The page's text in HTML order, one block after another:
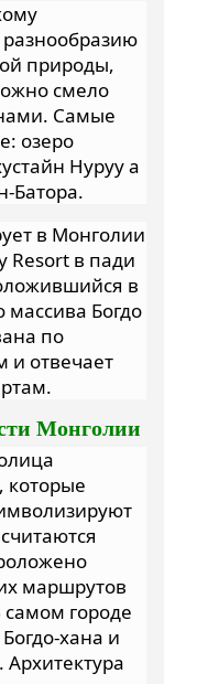
природы,
смело
Самые
озеро
Нуруу а
Батора.
в Монголии
Resort в пади
в
массива Богдо
по
и отвечает
Монголии
которые
маршрутов
городе
хана и